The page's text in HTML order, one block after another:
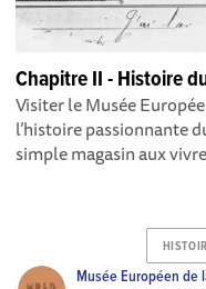
Chapitre II - Histoire
Visiter le Musée
l’histoire passionnante
simple magasin aux
Musée Européen de